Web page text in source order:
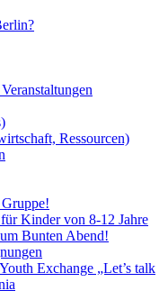
Ressourcen)
Kinder von 8-12 Jahre
Bunten Abend!
Exchange „Let’s talk